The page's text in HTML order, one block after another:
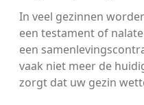
In veel gezinnen
een testament of
een
vaak niet meer de
zorgt dat uw gezin